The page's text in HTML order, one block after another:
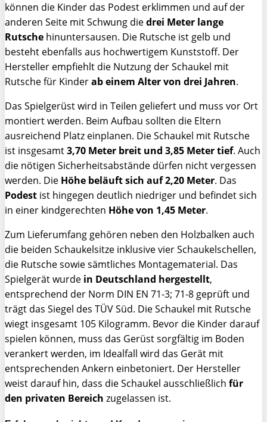
können die Kinder das Podest erklimmen und auf der
anderen Seite mit Schwung diedrei Meter lange
Rutsche hinuntersausen. Die Rutsche ist gelb und
besteht ebenfalls aus hochwertigem Kunststoff. Der
Hersteller empfiehlt die Nutzung der Schaukel mit
Rutsche für Kinderab einem Alter von drei Jahren.
Das Spielgerüst wird in Teilen geliefert und muss vor Ort
montiert werden. Beim Aufbau sollten die Eltern
ausreichend Platz einplanen. Die Schaukel mit Rutsche
ist insgesamt3,70 Meter breit und 3,85 Meter tief. Auch
die nötigen Sicherheitsabstände dürfen nicht vergessen
werden. Die Höhe beläuft sich auf 2,20 Meter. Das
Podest ist hingegen deutlich niedriger und befindet sich
in einer kindgerechten Höhe von 1,45 Meter.
Zum Lieferumfang gehören neben den Holzbalken auch
die beiden Schaukelsitze inklusive vier Schaukelschellen,
die Rutsche sowie sämtliches Montagematerial. Das
Spielgerät wurde in Deutschland hergestellt,
entsprechend der Norm DIN EN 71-3; 71-8 geprüft und
trägt das Siegel des TÜV Süd. Die Schaukel mit Rutsche
wiegt insgesamt 105 Kilogramm. Bevor die Kinder darauf
spielen können, muss das Gerüst sorgfältig im Boden
verankert werden, im Idealfall wird das Gerät mit
entsprechenden Ankern einbetoniert. Der Hersteller
weist darauf hin, dass die Schaukel ausschließlich für
den privaten Bereich zugelassen ist.